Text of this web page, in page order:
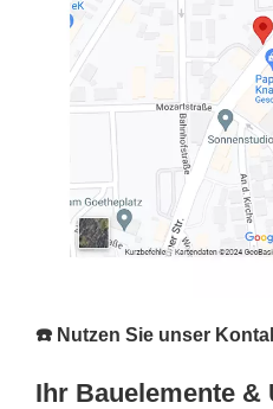
☎️ Nutzen Sie unser
Ihr Bauelemente &